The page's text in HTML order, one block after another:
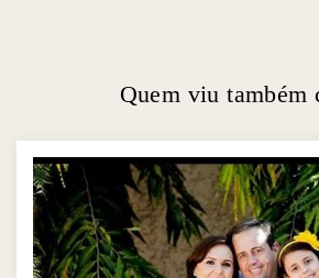
Quem viu também